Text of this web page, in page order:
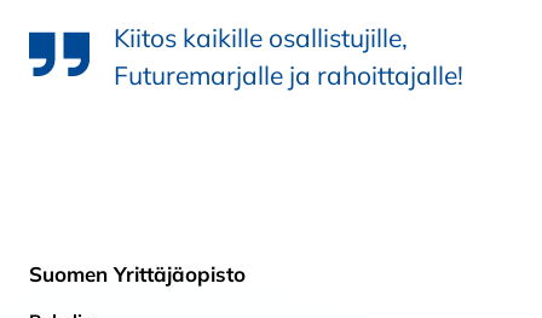
Kiitos kaikille osallistujille,
Futuremarjalle ja rahoittajalle!
Suomen Yrittäjäopisto